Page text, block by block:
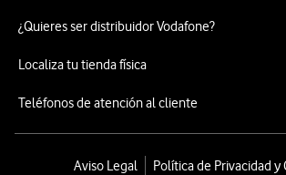
¿Quieres ser distribuidor Vodafone?
Localiza tu tienda física
Teléfonos de atención al cliente
Aviso Legal
Política de Privacidad y